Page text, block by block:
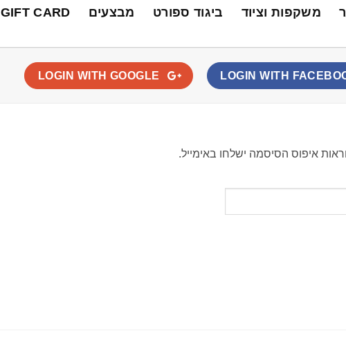
משקפות וציוד ביגוד ספורט מבצעים
GIFT CARD
LOGIN WITH
LOGIN WITHGOOGLE
איפוס הסיסמה ישלחו באימייל.